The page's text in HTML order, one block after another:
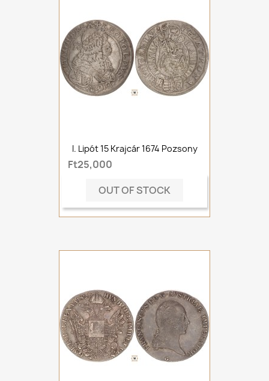
I. Lipót 15 Krajcár 1674 Pozsony
Ft25,000
OUT OF STOCK